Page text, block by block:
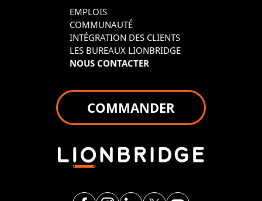
EMPLOIS
COMMUNAUTÉ
INTÉGRATION DES CLIENTS
LES BUREAUX LIONBRIDGE
NOUS CONTACTER
COMMANDER